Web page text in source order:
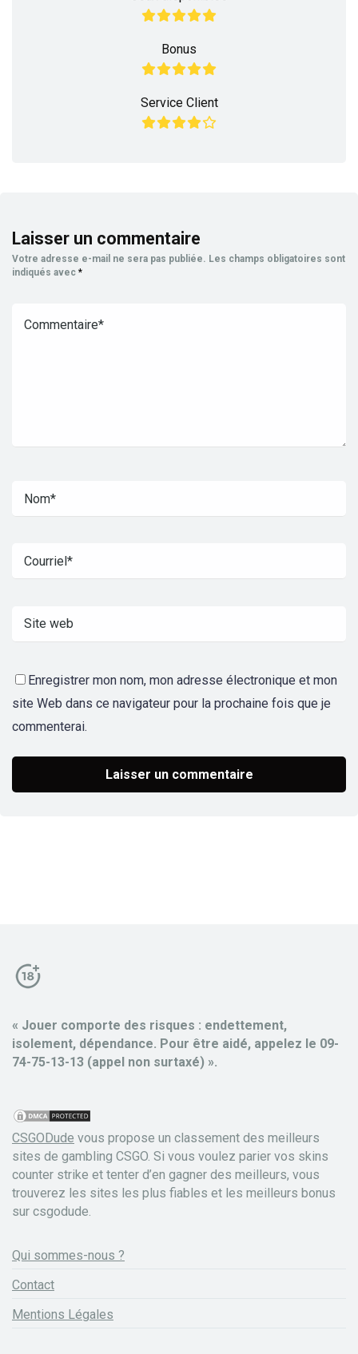
Bonus
Service Client
Laisser un commentaire
Votre adresse e-mail ne sera pas publiée. Les champs obligatoires sont
indiqués avec *
Enregistrer mon nom, mon adresse électronique et mon
site Web dans ce navigateur pour la prochaine fois que je
commenterai.
« Jouer comporte des risques : endettement,
isolement, dépendance. Pour être aidé, appelez le 09-
74-75-13-13 (appel non surtaxé) ».
CSGODude vous propose un classement des meilleurs
sites de gambling CSGO. Si vous voulez parier vos skins
counter strike et tenter d’en gagner des meilleurs, vous
trouverez les sites les plus fiables et les meilleurs bonus
sur csgodude.
Qui sommes-nous ?
Contact
Mentions Légales